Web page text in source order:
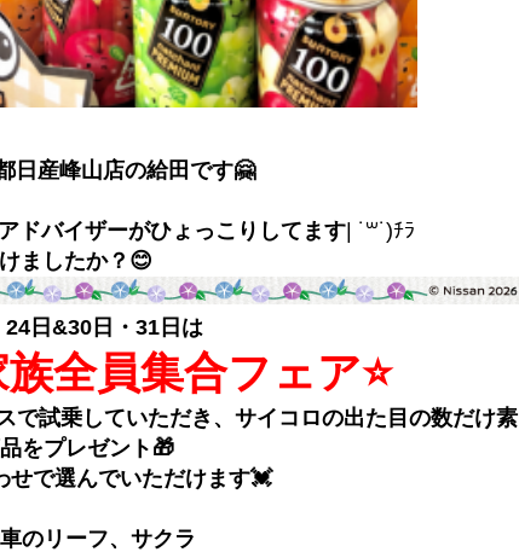
日産峰山店の給田です🤗
ドバイザーがひょっこりしてます | ˙꒳​˙)ﾁﾗ
ましたか？😊
24日&30日・31日は
全員集合フェア⭐️
で試乗していただき、サイコロの出た目の数だけ素
をプレゼント🎁
せで選んでいただけます💓
のリーフ、サクラ